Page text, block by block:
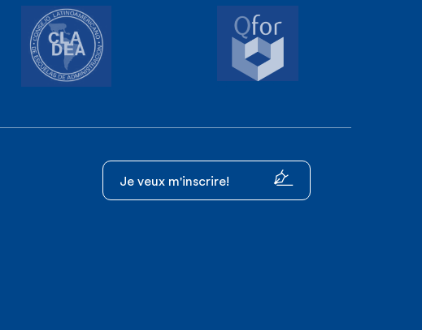
Je veux m'inscrire!